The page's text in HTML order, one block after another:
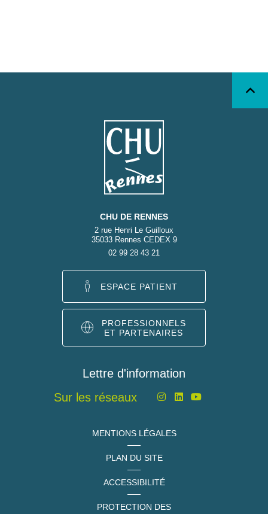
CHU DE RENNES
2 rue Henri Le Guilloux
35033 Rennes CEDEX 9
02 99 28 43 21
ESPACE PATIENT
PROFESSIONNELS
ET PARTENAIRES
Lettre d'information
Sur les réseaux
MENTIONS LÉGALES
PLAN DU SITE
ACCESSIBILITÉ
PROTECTION DES